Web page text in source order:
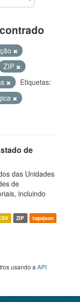
ZIP
Etiquetas:
de
das Unidades
de
incluindo
ZIP
topojson
usando a API